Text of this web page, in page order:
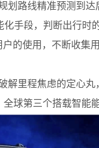
划路线精准预测到
手段，判断出行时
的使用，不断收集
里程焦虑的定心丸
球第三个搭载智能